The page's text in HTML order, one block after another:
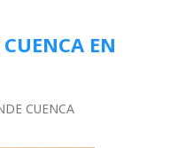
EN
CUENCA